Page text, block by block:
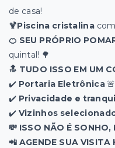
de casa!
🍹Piscina cristalina
🍊 SEU PRÓPRIO
quintal! 🌳
🔝 TUDO ISSO EM UM
✔️ Portaria Eletrônica🚨
✔️ Privacidade e
✔️ Vizinhos
💸 ISSO NÃO É SONHO,
📲 AGENDE SUA VISITA